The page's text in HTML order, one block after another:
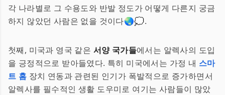
각 나라별로 그 수용도와 반발 정도가 어떻게 다른지 궁금
하지 않았던 사람은 없을 것이다🌏💭.
첫째, 미국과 영국 같은 서양 국가들에서는 알렉사의 도입
을 긍정적으로 받아들였다. 특히 미국에서는 가정 내 스마
트 홈 장치 연동과 관련된 인기가 폭발적으로 증가하면서
알렉사를 필수적인 생활 도우미로 여기는 사람들이 많았